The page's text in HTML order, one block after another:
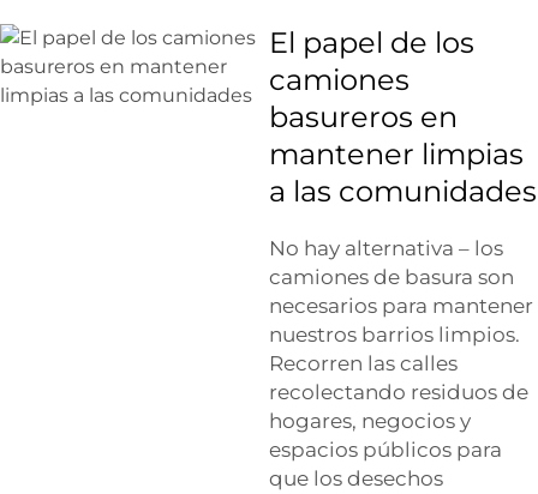
El papel de los
camiones
basureros en
mantener limpias
a las comunidades
No hay alternativa – los
camiones de basura son
necesarios para mantener
nuestros barrios limpios.
Recorren las calles
recolectando residuos de
hogares, negocios y
espacios públicos para
que los desechos